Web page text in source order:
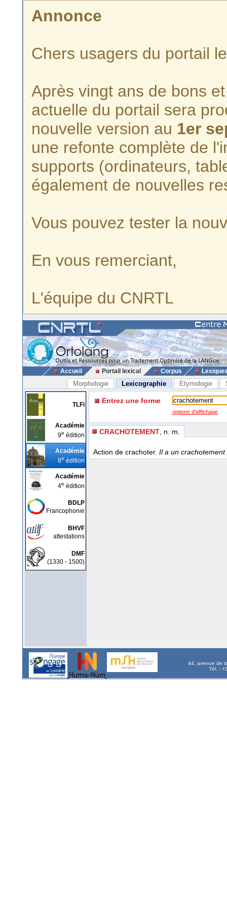
Annonce
Chers usagers du portail
Après vingt ans de bons
actuelle du portail sera
nouvelle version au 1er
une refonte complète de
supports (ordinateurs,
également de nouvelles
Vous pouvez tester la
En vous remerciant,
L'équipe du CNRTL
Accueil Portail lexical Corpus
Morphologie Lexicographie Etymologie
TLFi
Académie
9e édition
Académie
8e édition
Académie
4e édition
BDLP
Francophonie
BHVF
attestations
DMF
(1330 - 1500)
Entrez une forme
options d'affichage
CRACHOTEMENT , n. m.
Action de crachoter. Il a un
44, avenue de
Tél. :